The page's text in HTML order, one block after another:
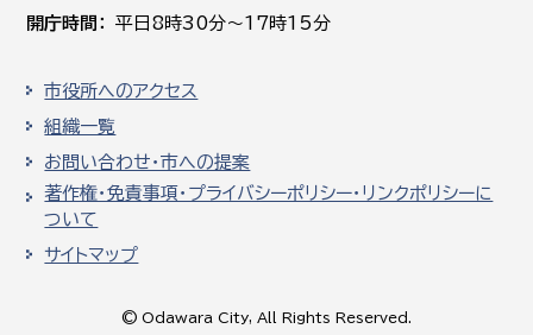
開庁時間
平日8時30分～17時15分
市役所へのアクセス
組織一覧
お問い合わせ・市への提案
著作権・免責事項・プライバシーポリシー・リンクポリシーに
ついて
サイトマップ
© Odawara City, All Rights Reserved.